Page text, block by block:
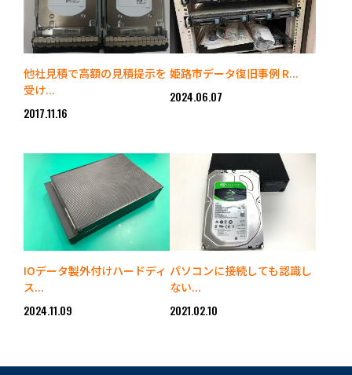
他社見積で高額の見積提示を
受け...
2017.11.16
姫路市データ復旧事例 R...
2024.06.07
IOデータ製外付けハードディ
ス...
2024.11.09
パソコンに接続しても認識し
ない...
2021.02.10